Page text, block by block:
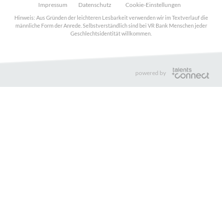
Impressum Datenschutz Cookie-Einstellungen
Hinweis: Aus Gründen der leichteren Lesbarkeit verwenden wir im Textverlauf die
männliche Form der Anrede. Selbstverständlich sind bei VR Bank Menschen jeder
Geschlechtsidentität willkommen.
powered by